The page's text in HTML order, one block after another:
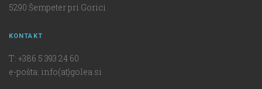
5290 Šempeter pri Gorici
KONTAKT
T: +386 5 393 24 60
e-pošta: info(at)golea.si